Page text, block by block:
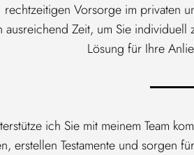
rechtzeitigen Vorsorge im privaten
Zeit, um Sie
Lösung für Ihre
ich Sie mit meinem Team
erstellen Testamente und sorgen